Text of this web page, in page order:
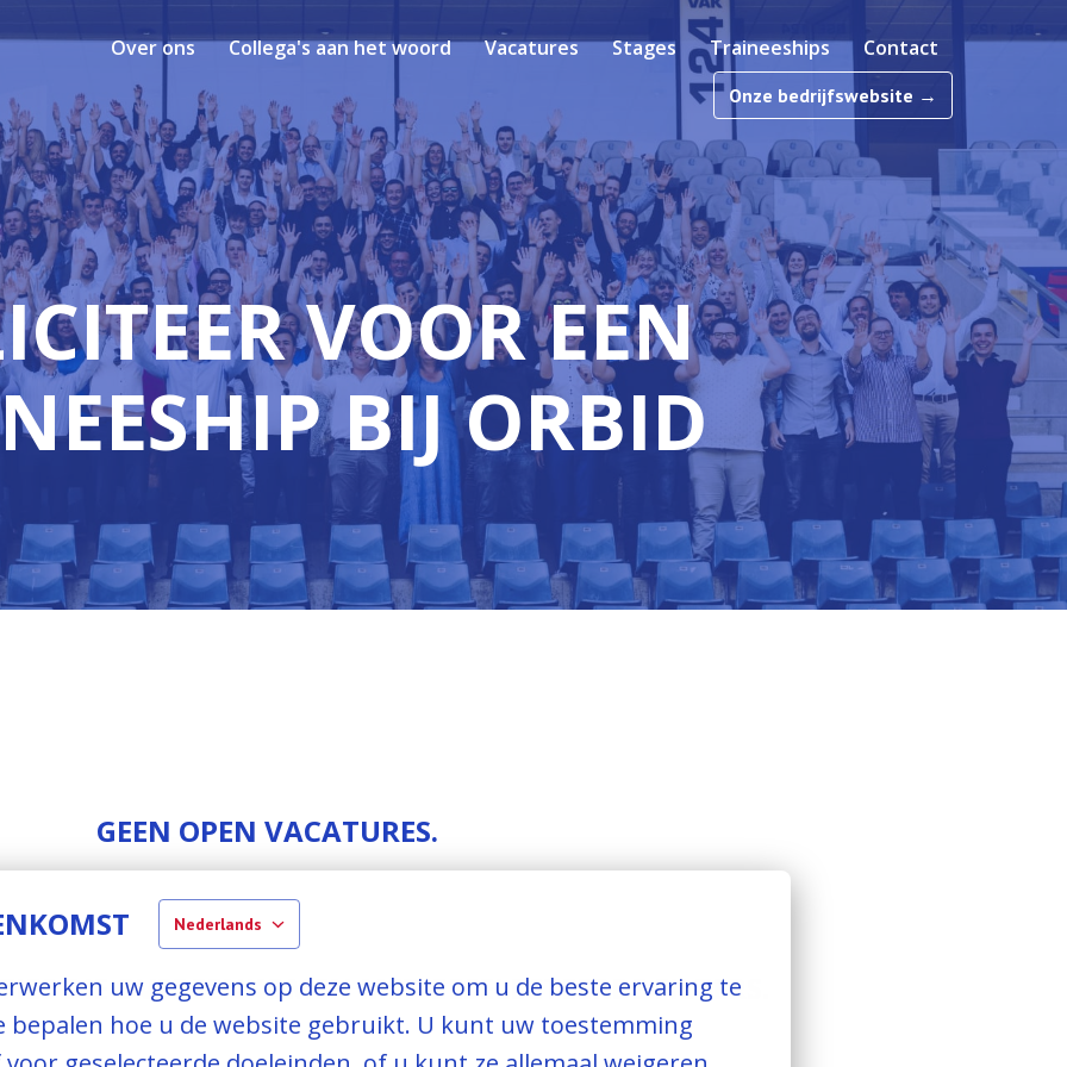
Nederlands
uw gegevens op deze website om u de beste ervaring te
bepalen hoe u de website gebruikt. U kunt uw toestemming
Over ons Collega's aan het woord Vacatures Stages Traineeships Contact
Onze bedrijfswebsite →
VOOR EEN
BIJ ORBID
GEEN OPEN VACATURES.
DIE OVEREENKOMEN MET GESELECTEERDE FILTERS.